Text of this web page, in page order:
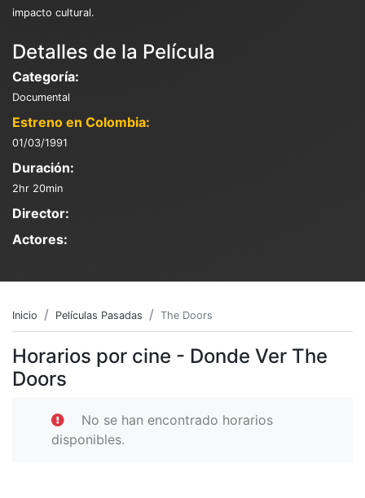
impacto cultural.
Detalles de la Película
Categoría:
Documental
Estreno en Colombia:
01/03/1991
Duración:
2hr 20min
Director:
Actores:
Inicio Películas Pasadas The Doors
Horarios por cine - Donde Ver The
Doors
No se han encontrado horarios
disponibles.